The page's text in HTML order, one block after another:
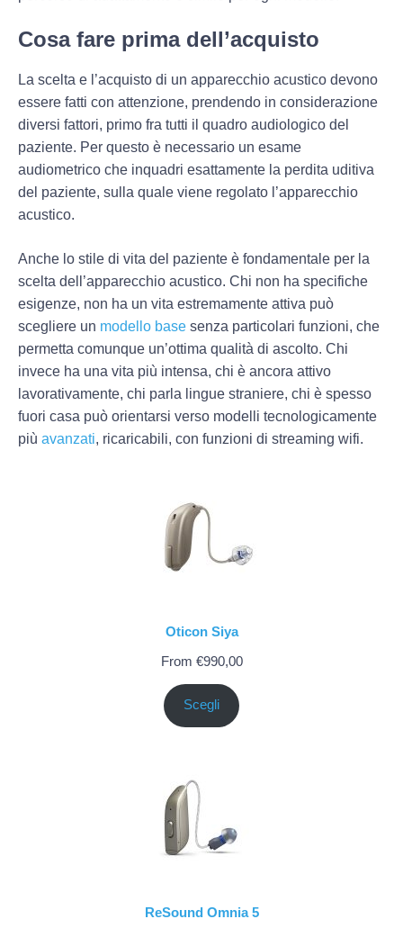
Cosa fare prima dell’acquisto
La scelta e l’acquisto di un apparecchio acustico devono
essere fatti con attenzione, prendendo in considerazione
diversi fattori, primo fra tutti il quadro audiologico del
paziente. Per questo è necessario un esame
audiometrico che inquadri esattamente la perdita uditiva
del paziente, sulla quale viene regolato l’apparecchio
acustico.
Anche lo stile di vita del paziente è fondamentale per la
scelta dell’apparecchio acustico. Chi non ha specifiche
esigenze, non ha un vita estremamente attiva può
scegliere un modello base senza particolari funzioni, che
permetta comunque un’ottima qualità di ascolto. Chi
invece ha una vita più intensa, chi è ancora attivo
lavorativamente, chi parla lingue straniere, chi è spesso
fuori casa può orientarsi verso modelli tecnologicamente
più avanzati, ricaricabili, con funzioni di streaming wifi.
Oticon Siya
From €990,00
Scegli
ReSound Omnia 5